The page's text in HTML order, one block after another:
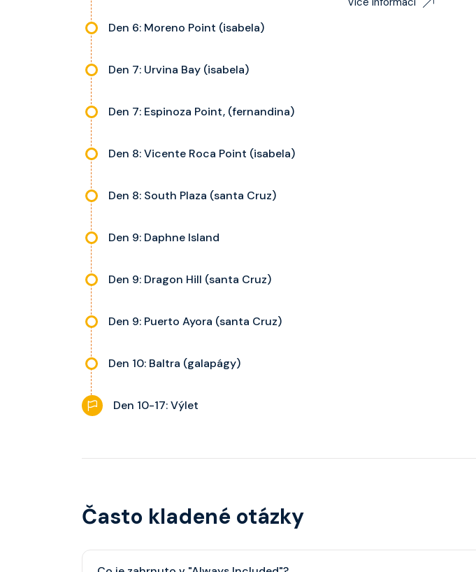
Den 6: Moreno Point (isabela)
Den 7: Urvina Bay (isabela)
Den 7: Espinoza Point, (fernandina)
Den 8: Vicente Roca Point (isabela)
Den 8: South Plaza (santa Cruz)
Den 9: Daphne Island
Den 9: Dragon Hill (santa Cruz)
Den 9: Puerto Ayora (santa Cruz)
Den 10: Baltra (galapágy)
Den 10-17: Výlet
Často kladené otázky